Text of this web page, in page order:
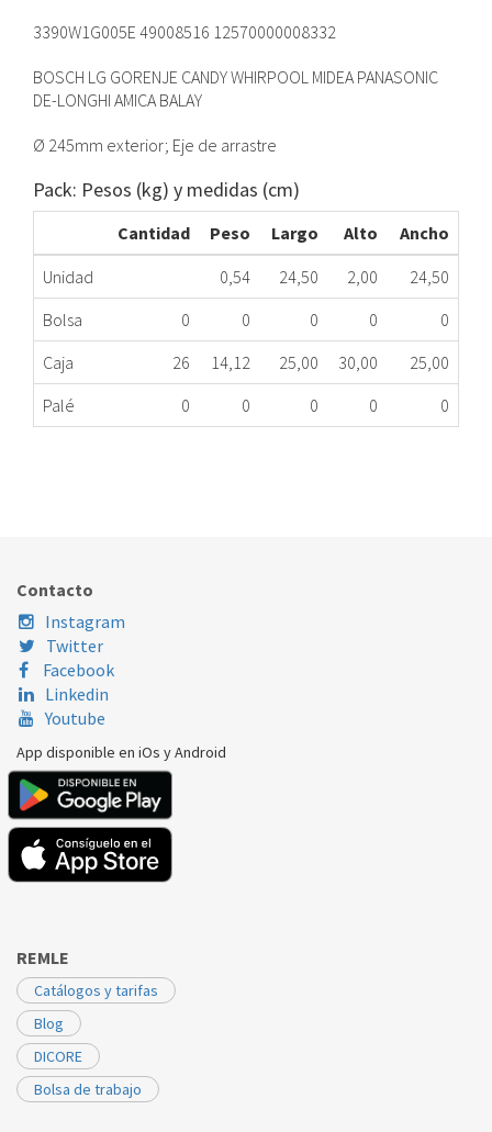
3390W1G005E 49008516 12570000008332
BOSCH LG GORENJE CANDY WHIRPOOL MIDEA PANASONIC
DE-LONGHI AMICA BALAY
Ø 245mm exterior; Eje de arrastre
Pack: Pesos (kg) y medidas (cm)
Cantidad Peso Largo Alto
Ancho
Unidad
0,54 24,50 2,00
24,50
Bolsa
0 0 0 0
0
Caja
26 14,12 25,00 30,00
25,00
Palé
0 0 0 0 0
Contacto
Instagram
Twitter
Facebook
Linkedin
Youtube
App disponible en iOs y Android
REMLE
Catálogos y tarifas
Blog
DICORE
Bolsa de trabajo